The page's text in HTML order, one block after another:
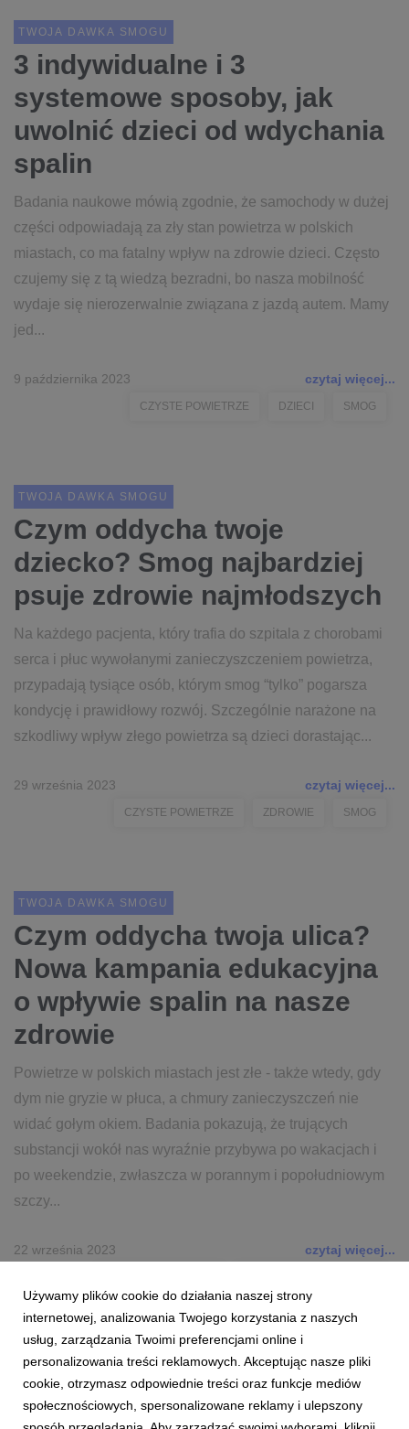
TWOJA DAWKA SMOGU
3 indywidualne i 3
systemowe sposoby, jak
uwolnić dzieci od wdychania
spalin
Badania naukowe mówią zgodnie, że samochody w dużej
części odpowiadają za zły stan powietrza w polskich
miastach, co ma fatalny wpływ na zdrowie dzieci. Często
czujemy się z tą wiedzą bezradni, bo nasza mobilność
wydaje się nierozerwalnie związana z jazdą autem. Mamy
jed...
9 października 2023 czytaj więcej...
CZYSTE POWIETRZE DZIECI SMOG
TWOJA DAWKA SMOGU
Czym oddycha twoje
dziecko? Smog najbardziej
psuje zdrowie najmłodszych
Na każdego pacjenta, który trafia do szpitala z chorobami
serca i płuc wywołanymi zanieczyszczeniem powietrza,
przypadają tysiące osób, którym smog “tylko” pogarsza
kondycję i prawidłowy rozwój. Szczególnie narażone na
szkodliwy wpływ złego powietrza są dzieci dorastając...
29 września 2023 czytaj więcej...
CZYSTE POWIETRZE ZDROWIE SMOG
TWOJA DAWKA SMOGU
Czym oddycha twoja ulica?
Nowa kampania edukacyjna
o wpływie spalin na nasze
zdrowie
Powietrze w polskich miastach jest złe - także wtedy, gdy
dym nie gryzie w płuca, a chmury zanieczyszczeń nie
widać gołym okiem. Badania pokazują, że trujących
substancji wokół nas wyraźnie przybywa po wakacjach i
po weekendzie, zwłaszcza w porannym i popołudniowym
szczy...
22 września 2023 czytaj więcej...
STREFA CZYSTEGO TRANSPORTU
Używamy plików cookie do działania naszej strony
internetowej, analizowania Twojego korzystania z naszych
usług, zarządzania Twoimi preferencjami online i
personalizowania treści reklamowych. Akceptując nasze pliki
cookie, otrzymasz odpowiednie treści oraz funkcje mediów
społecznościowych, spersonalizowane reklamy i ulepszony